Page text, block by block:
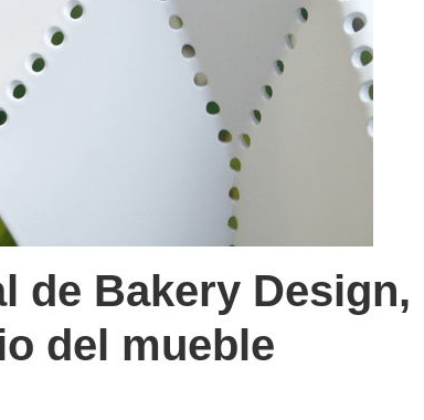
de Bakery Design,
del mueble